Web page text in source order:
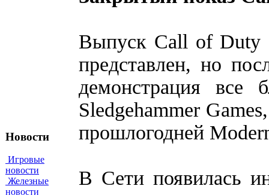
Новости
Игровые
новости
Железные
новости
Выпуск Call of Duty
представлен, но
демонстрация все
Sledgehammer
прошлогодней
В Сети появилась